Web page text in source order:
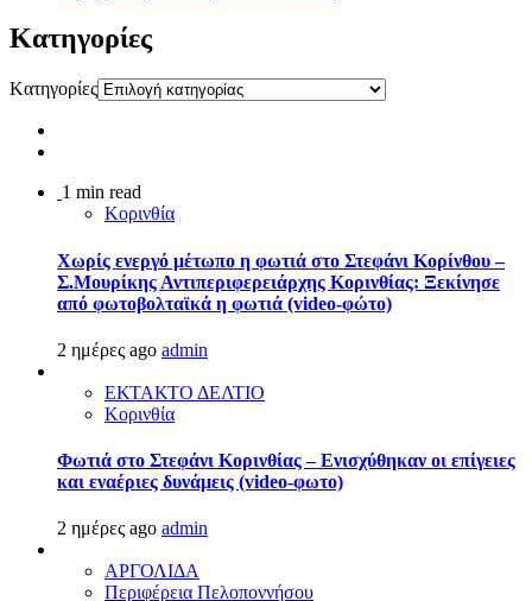
Kατηγορίες
Kατηγορίες
1 min read
Κορινθία
Χωρίς ενεργό μέτωπο η φωτιά στο Στεφάνι Κορίνθου –
Σ.Μουρίκης Αντιπεριφερειάρχης Κορινθίας: Ξεκίνησε
από φωτοβολταϊκά η φωτιά (video-φώτο)
2 ημέρες ago admin
ΕΚΤΑΚΤΟ ΔΕΛΤΙΟ
Κορινθία
Φωτιά στο Στεφάνι Κορινθίας – Ενισχύθηκαν οι επίγειες
και εναέριες δυνάμεις (video-φωτο)
2 ημέρες ago admin
ΑΡΓΟΛΙΔΑ
Περιφέρεια Πελοποννήσου